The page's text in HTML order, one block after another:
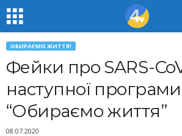
ОБИРАЄМО ЖИТТЯ!
Фейки про SARS-
наступної програми
“Обираємо життя”
08.07.2020